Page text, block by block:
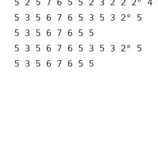
5 2 5 7 6 5 5 2 3 2 2 2° 4
5 3 5 6 7 6 5 3 5 3 2° 5
5 3 5 6 7 6 5 5
5 3 5 6 7 6 5 3 5 3 2° 5
5 3 5 6 7 6 5 5